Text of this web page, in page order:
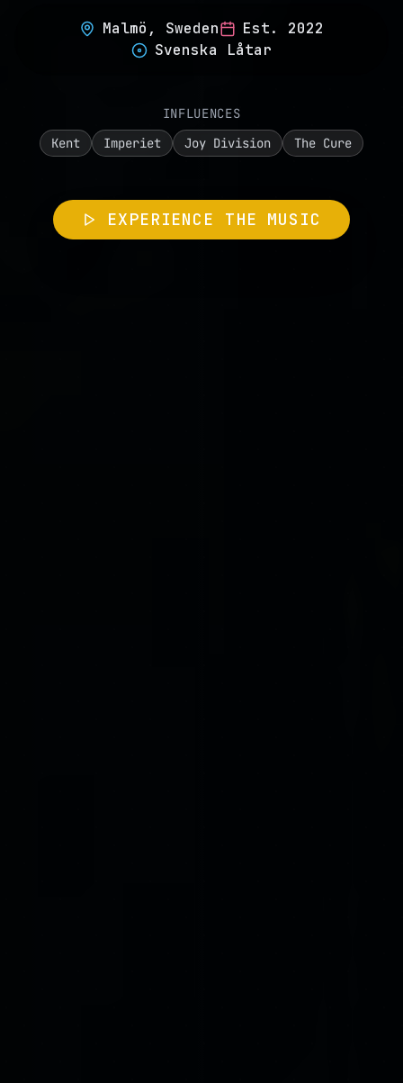
Malmö, Sweden Est. 2022
Svenska Låtar
INFLUENCES
Kent
Imperiet Joy Division The Cure
EXPERIENCE THE MUSIC